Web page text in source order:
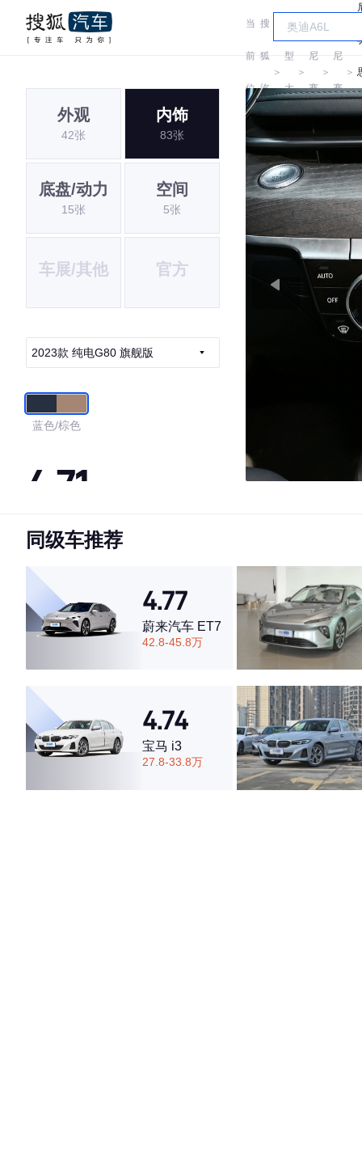
当
前
位
置:
搜
狐
汽
＞
车
型
大
＞
捷
尼
赛
＞
尼
赛
＞
外观
42张
内饰
83张
底盘/动力
15张
空间
5张
车展/其他 官方
2023款 纯电G80 旗舰版
蓝色/棕色
4.71
·外观表现较为优秀，优于100%同级车
·空间表现一般，低于78%同级车
同级车推荐
4.77
蔚来汽车 ET7
42.8-45.8万
4.74
宝马 i3
27.8-33.8万